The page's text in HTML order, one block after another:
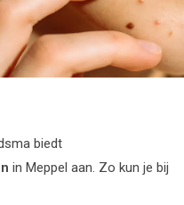
biedt
in Meppel aan. Zo kun je bij